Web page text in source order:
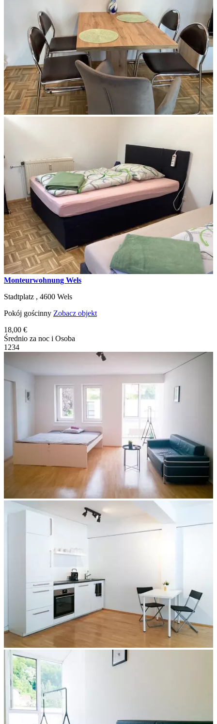
Monteurwohnung Wels
Stadtplatz , 4600 Wels
Pokój gościnny Zobacz objekt
18,00 €
Średnio za noc i Osoba
1 234